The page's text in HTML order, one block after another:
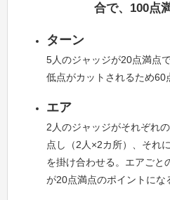
合で、100点
ターン
5人のジャッジが20点満点
低点がカットされるため60
エア
2人のジャッジがそれぞれ
点し（2人×2カ所）、それ
を掛け合わせる。エアごと
が20点満点のポイントにな